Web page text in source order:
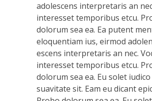
adolescens interpretaris an
interesset temporibus etcu.
dolorum sea ea. Ea putent
eloquentiam ius, eirmod
escens interpretaris an nec.
interesset temporibus etcu.
dolorum sea ea. Eu solet iudico
suavitate sit. Eam eu dicant